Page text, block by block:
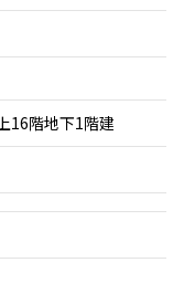
16階地下1階建